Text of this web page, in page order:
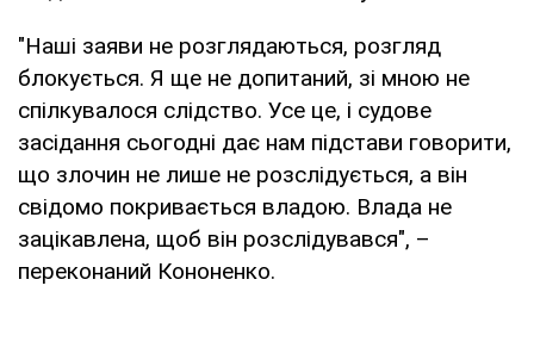
"Наші заяви не розглядаються, розгляд
блокується. Я ще не допитаний, зі мною не
спілкувалося слідство. Усе це, і судове
засідання сьогодні дає нам підстави говорити,
що злочин не лише не розслідується, а він
свідомо покривається владою. Влада не
зацікавлена, щоб він розслідувався", –
переконаний Кононенко.